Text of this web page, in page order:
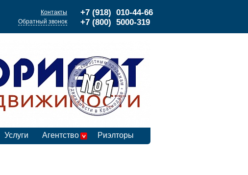
+7 (918) 010-44-66
+7 (800) 5000-319
Контакты
Обратный звонок
Услуги Агентство Риэлторы